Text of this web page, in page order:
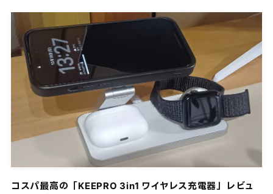
コスパ最高の「KEEPRO 3in1 ワイヤレス充電器」レビュ